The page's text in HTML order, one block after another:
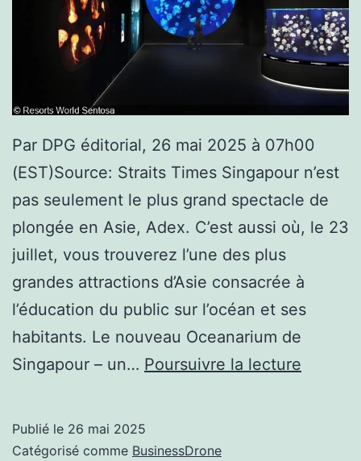
Par DPG éditorial, 26 mai 2025 à 07h00
(EST)Source: Straits Times Singapour n’est
pas seulement le plus grand spectacle de
plongée en Asie, Adex. C’est aussi où, le 23
juillet, vous trouverez l’une des plus
grandes attractions d’Asie consacrée à
l’éducation du public sur l’océan et ses
habitants. Le nouveau Oceanarium de
Singapour – un… Poursuivre la lecture
Publié le 26 mai 2025
Catégorisé comme BusinessDrone